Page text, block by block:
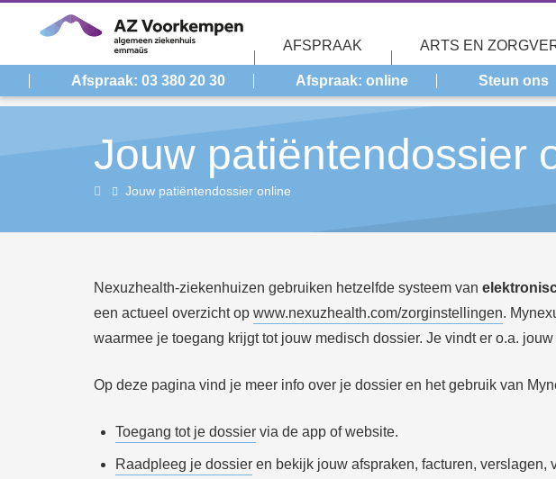
AFSPRAAK ARTS EN
Afspraak: 03 380 20 30 Afspraak: online Steun ons
Jouw patiëntendossier
HomeJouw patiëntendossier online
Nexuzhealth-ziekenhuizen gebruiken hetzelfde systeem van
een actueel overzicht op www.nexuzhealth.com/zorginstellingen.
waarmee je toegang krijgt tot jouw medisch dossier. Je vindt er o.a.
Op deze pagina vind je meer info over je dossier en het gebruik van
Toegang tot je dossier via de app of website.
Raadpleeg je dossier en bekijk jouw afspraken, facturen, verslagen,